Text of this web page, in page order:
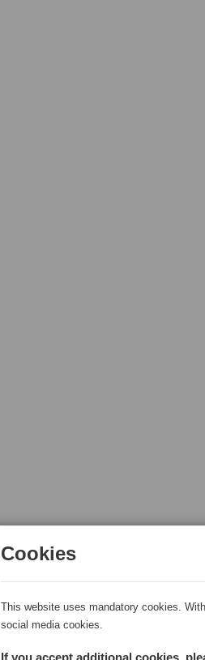
Cookies
This website uses mandatory cookies.
social media cookies.
If you accept additional cookies,